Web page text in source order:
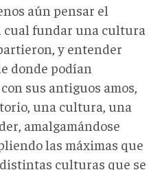
aún pensar el
cual fundar una cultura
y entender
donde podían
sus antiguos amos,
una cultura, una
amalgamándose
las máximas que
culturas que se